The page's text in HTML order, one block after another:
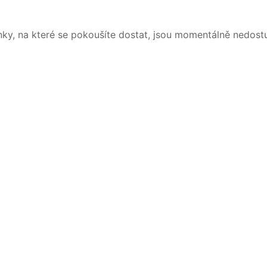
na které se pokoušíte dostat, jsou momentálně